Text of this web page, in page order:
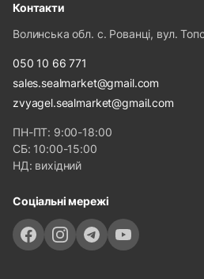
Контакти
Волинська обл. с. Рованці, вул.
050 10 66 771
sales.sealmarket@gmail.com
zvyagel.sealmarket@gmail.com
ПН-ПТ: 9:00-18:00
СБ: 10:00-15:00
НД: вихідний
Соціальні мережі